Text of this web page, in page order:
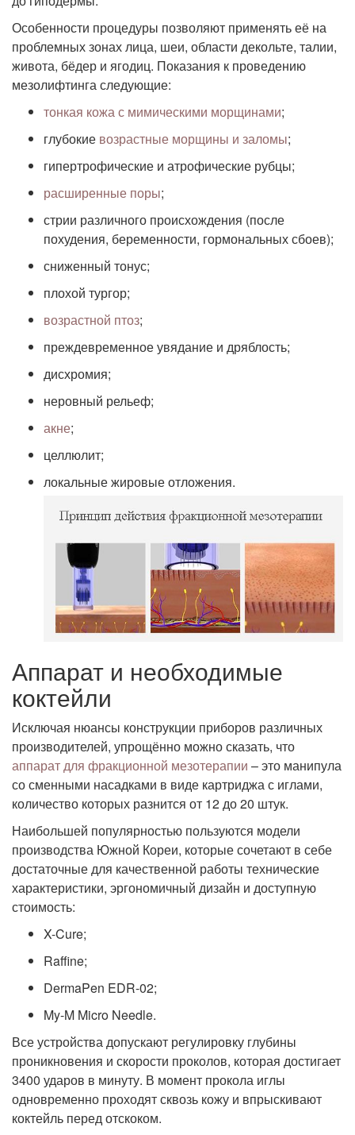
Особенности процедуры позволяют применять её на
проблемных зонах лица, шеи, области декольте, талии,
живота, бёдер и ягодиц. Показания к проведению
мезолифтинга следующие:
тонкая кожа с мимическими морщинами;
глубокие возрастные морщины и заломы;
гипертрофические и атрофические рубцы;
расширенные поры;
стрии различного происхождения (после
похудения, беременности, гормональных сбоев);
сниженный тонус;
плохой тургор;
возрастной птоз;
преждевременное увядание и дряблость;
дисхромия;
неровный рельеф;
акне;
целлюлит;
локальные жировые отложения.
Аппарат и необходимые
коктейли
Исключая нюансы конструкции приборов различных
производителей, упрощённо можно сказать, что
аппарат для фракционной мезотерапии – это манипула
со сменными насадками в виде картриджа с иглами,
количество которых разнится от 12 до 20 штук.
Наибольшей популярностью пользуются модели
производства Южной Кореи, которые сочетают в себе
достаточные для качественной работы технические
характеристики, эргономичный дизайн и доступную
стоимость:
X-Cure;
Raffine;
DermaPen EDR-02;
My-M Micro Needle.
Все устройства допускают регулировку глубины
проникновения и скорости проколов, которая достигает
3400 ударов в минуту. В момент прокола иглы
одновременно проходят сквозь кожу и впрыскивают
коктейль перед отскоком.